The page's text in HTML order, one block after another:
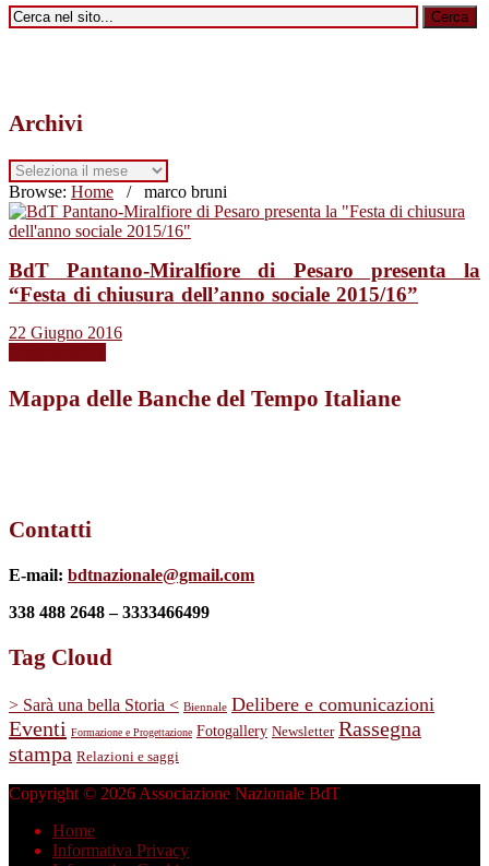
Archivi
Archivi
Browse: Home / marco bruni
BdT Pantano-Miralfiore di Pesaro presenta la
“Festa di chiusura dell’anno sociale 2015/16”
22 Giugno 2016
Mappa delle Banche del Tempo Italiane
Contatti
E-mail: bdtnazionale@gmail.com
338 488 2648 – 3333466499
Tag Cloud
> Sarà una bella Storia < Biennale Delibere e comunicazioni
Eventi Formazione e Progettazione Fotogallery Newsletter Rassegna
stampa Relazioni e saggi
Copyright © 2026 Associazione Nazionale BdT
Home
Informativa Privacy